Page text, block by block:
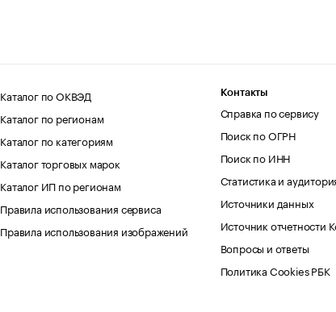
Каталог по ОКВЭД
Каталог по регионам
Каталог по категориям
Каталог торговых марок
Каталог ИП по регионам
Правила использования сервиса
Правила использования изображений
Контакты
Справка по сервису
Поиск по ОГРН
Поиск по ИНН
Статистика и
Источники данных
Источник отчетности
Вопросы и ответы
Политика Cookies РБК